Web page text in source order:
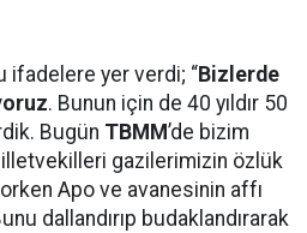
ifadelere yer verdi; “Bizlerde
. Bunun için de 40 yıldır 50
Bugün TBMM’de bizim
gazilerimizin özlük
Apo ve avanesinin affı
dallandırıp budaklandırarak